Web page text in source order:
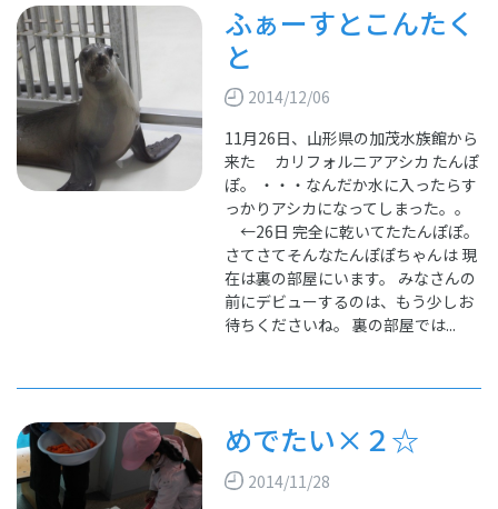
ふぁーすとこんたく
と
2014/12/06
11月26日、山形県の加茂水族館から
来た カリフォルニアアシカ たんぽ
ぽ。 ・・・なんだか水に入ったらす
っかりアシカになってしまった。。
←26日 完全に乾いてたたんぽぽ。
さてさてそんなたんぽぽちゃんは 現
在は裏の部屋にいます。 みなさんの
前にデビューするのは、もう少しお
待ちくださいね。 裏の部屋では...
めでたい×２☆
2014/11/28